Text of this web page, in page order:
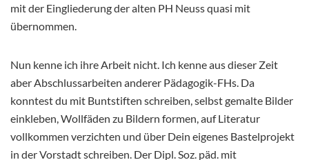
mit der Eingliederung der alten PH Neuss quasi mit
übernommen.
Nun kenne ich ihre Arbeit nicht. Ich kenne aus dieser Zeit
aber Abschlussarbeiten anderer Pädagogik-FHs. Da
konntest du mit Buntstiften schreiben, selbst gemalte Bilder
einkleben, Wollfäden zu Bildern formen, auf Literatur
vollkommen verzichten und über Dein eigenes Bastelprojekt
in der Vorstadt schreiben. Der Dipl. Soz. päd. mit